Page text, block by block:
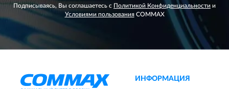
Подписываясь, Вы соглашаетесь с Политикой Конфиденциальности и
Условиями пользованияCOMMAX
ИНФОРМАЦИЯ